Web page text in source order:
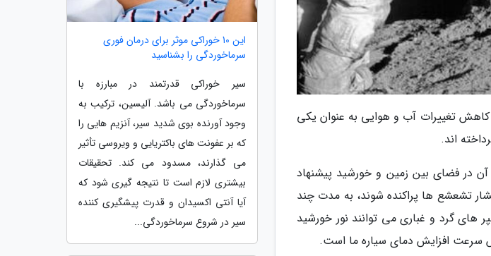
کاهش تغییرات آب و هوایی به عنوان یکی
اند.
در فضای بین زمین و خورشید پیشنهاد
تشعشع ها پراکنده شوند، به مدت چند
گرد و غباری می توانند نور خورشید
این 10 خوراکی موثر برای درمان فوری
سرماخوردگی را بشناسید
سیر خوراکی قدرتمند در مبارزه با
سرماخوردگی می باشد. آلیسین، ترکیب به
وجود آورنده بوی شدید سیر، آنزیم هایی را
که بر عفونت های باکتریایی و ویروسی تأثیر
می گذارند، مسدود می کند. تحقیقات
بیشتری لازم است تا نتیجه گیری شود که
آیا آنتی اکسیدان و قدرت پیشگیری کننده
سیر در شروع سرماخوردگی...